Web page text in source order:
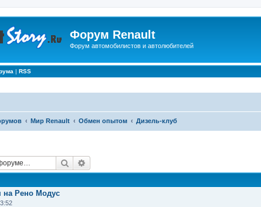
Форум Renault
Форум автомобилистов и автолюбителей
| RSS
Мир Renault Обмен опытом Дизель-клуб
Поиск
на Рено Модус